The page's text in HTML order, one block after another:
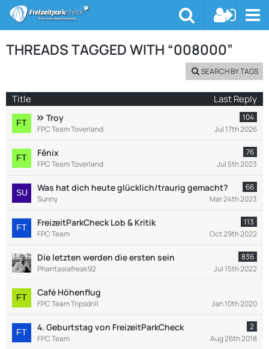
THREADS TAGGED WITH “008000”
SEARCH BY TAGS
Title Last Reply
Troy
104
FPC Team Toverland
Jul 17th 2026
Fēnix
76
FPC Team Toverland
Jul 5th 2023
Was hat dich heute glücklich/traurig gemacht?
66
Sunny
Mar 24th 2023
FreizeitParkCheck Lob & Kritik
113
FPC Team
Oct 29th 2022
Die letzten werden die ersten sein
836
Phantasiafreak92
Jul 15th 2022
Café Höhenflug
FPC Team Tripsdrill Jan 10th 2020
4. Geburtstag von FreizeitParkCheck
2
FPC Team
Aug 26th 2018